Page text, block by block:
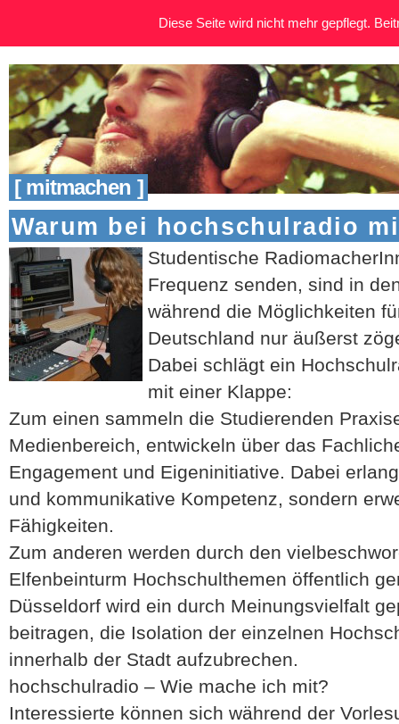
[ mitmachen ]
Warum bei hochschulradio
Studentische
Frequenz senden, sind in
während die Möglichkeiten
Deutschland nur äußerst
Dabei schlägt ein
mit einer Klappe:
Zum einen sammeln die Studierenden
Medienbereich, entwickeln über das
Engagement und Eigeninitiative. Dabei
und kommunikative Kompetenz, sondern
Fähigkeiten.
Zum anderen werden durch den
Elfenbeinturm Hochschulthemen öffentlich
Düsseldorf wird ein durch Meinungsvielfalt
beitragen, die Isolation der einzelnen
innerhalb der Stadt aufzubrechen.
hochschulradio – Wie mache ich mit?
Interessierte können sich während der
Diese Seite wird nicht mehr gepflegt.